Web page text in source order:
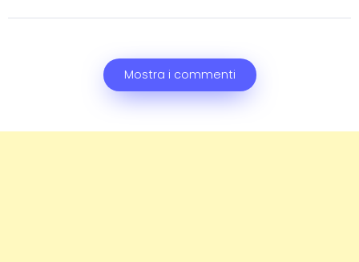
Mostra i commenti